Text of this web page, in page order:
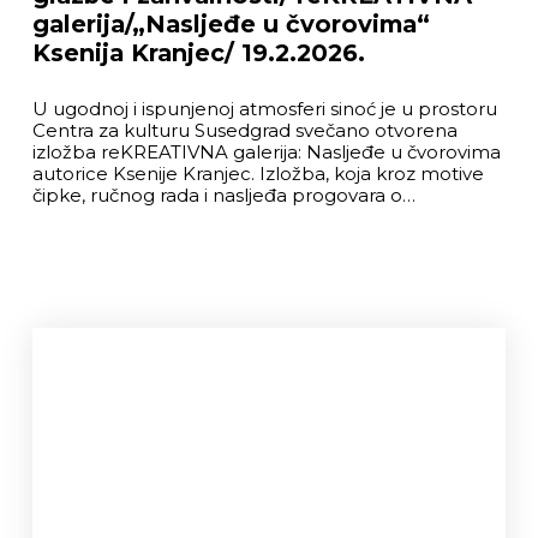
galerija/„Nasljeđe u čvorovima“
Ksenija Kranjec/ 19.2.2026.
U ugodnoj i ispunjenoj atmosferi sinoć je u prostoru
Centra za kulturu Susedgrad svečano otvorena
izložba reKREATIVNA galerija: Nasljeđe u čvorovima
autorice Ksenije Kranjec. Izložba, koja kroz motive
čipke, ručnog rada i nasljeđa progovara o…